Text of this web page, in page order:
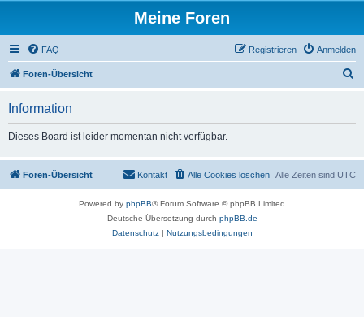
Meine Foren
FAQ Anmelden
Registrieren
Foren-Übersicht
Information
Dieses Board ist leider momentan nicht verfügbar.
Foren-Übersicht Alle Zeiten sind UTC
Alle Cookies löschen
Kontakt
Powered by phpBB® Forum Software © phpBB Limited
Deutsche Übersetzung durch phpBB.de
Datenschutz| Nutzungsbedingungen